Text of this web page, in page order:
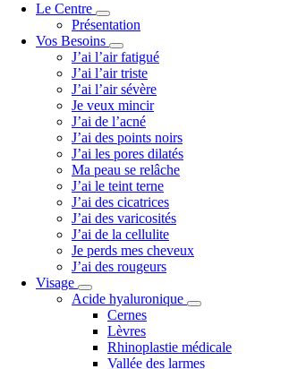
Le Centre
Présentation
Vos Besoins
J’ai l’air fatigué
J’ai l’air triste
J’ai l’air sévère
Je veux mincir
J’ai de l’acné
J’ai des points noirs
J’ai les pores dilatés
Ma peau se relâche
J’ai le teint terne
J’ai des cicatrices
J’ai des varicosités
J’ai de la cellulite
Je perds mes cheveux
J’ai des rougeurs
Visage
Acide hyaluronique
Cernes
Lèvres
Rhinoplastie médicale
Vallée des larmes